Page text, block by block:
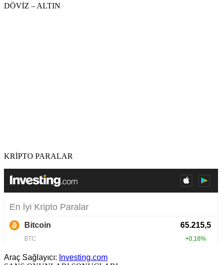
DÖVİZ – ALTIN
KRİPTO PARALAR
Araç Sağlayıcı: Investing.com